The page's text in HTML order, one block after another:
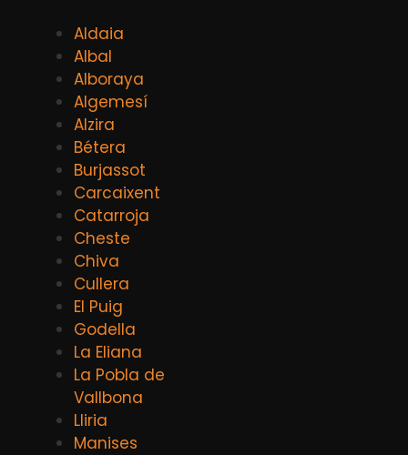
Aldaia
Albal
Alboraya
Algemesí
Alzira
Bétera
Burjassot
Carcaixent
Catarroja
Cheste
Chiva
Cullera
El Puig
Godella
La Eliana
La Pobla de
Vallbona
Lliria
Manises